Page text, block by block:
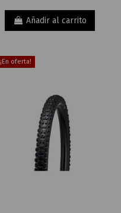
Añadir al carrito
¡En oferta!